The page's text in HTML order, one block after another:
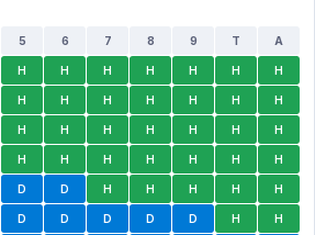
5 6 7 8 9 T A
H H H H H H H
H H H H H H H
H H H H H H H
H H H H H H H
D D H H H H H
D D D D D H H